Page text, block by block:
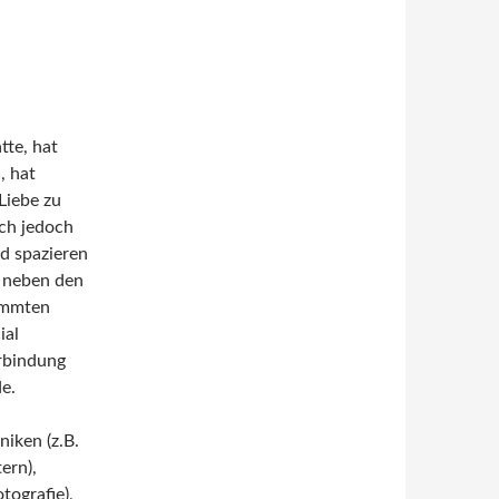
hat
hat
zu
jedoch
spazieren
den
(z.B.